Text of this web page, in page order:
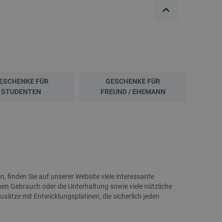
SONDERANGEBOT SONDERANGEBOT
FÜR
STUDENTEN
GESCHENKE FÜR
FREUND / EHEMANN
finden Sie auf unserer Website viele interessante
Gebrauch oder die Unterhaltung sowie viele nützliche
mit Entwicklungsplatinen, die sicherlich jeden